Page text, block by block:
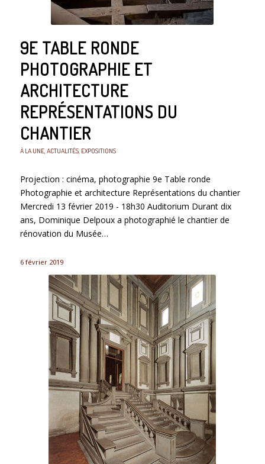
9E TABLE RONDE
PHOTOGRAPHIE ET
ARCHITECTURE
REPRÉSENTATIONS DU
CHANTIER
À LA UNE, ACTUALITÉS, EXPOSITIONS
Projection : cinéma, photographie 9e Table ronde
Photographie et architecture Représentations du chantier
Mercredi 13 février 2019 - 18h30 Auditorium Durant dix
ans, Dominique Delpoux a photographié le chantier de
rénovation du Musée…
6 février 2019